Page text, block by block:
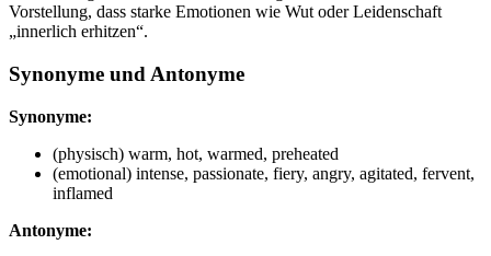
Vorstellung, dass starke Emotionen wie Wut oder Leidenschaft
„innerlich erhitzen“.
Synonyme und Antonyme
Synonyme:
(physisch) warm, hot, warmed, preheated
(emotional) intense, passionate, fiery, angry, agitated, fervent,
inflamed
Antonyme: